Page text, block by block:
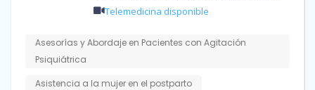
Telemedicina disponible
Asesorías y Abordaje en Pacientes con Agitación
Psiquiátrica
Asistencia a la mujer en el postparto